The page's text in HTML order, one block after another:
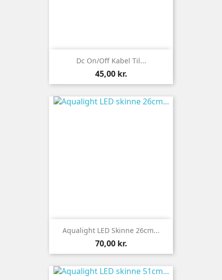
Dc On/off Kabel Til...
Pris
45,00 kr.
Aqualight LED Skinne 26cm...
Pris
70,00 kr.